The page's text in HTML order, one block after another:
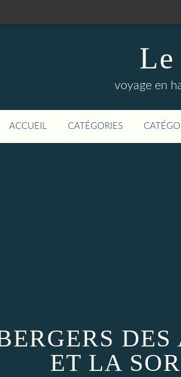
voyage en
ACCUEIL CATÉGORIES
ET LA